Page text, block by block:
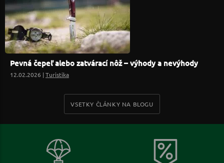
Pevná čepeľ alebo zatvárací nôž – výhody a nevýhody
12.02.2026 |Turistika
VSETKY ČLÁNKY NA BLOGU